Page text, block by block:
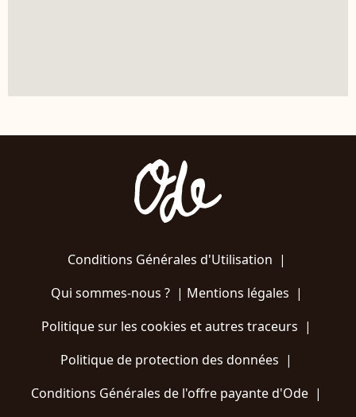
Conditions Générales d'Utilisation |
Qui sommes-nous ?| Mentions légales |
Politique sur les cookies et autres traceurs |
Politique de protection des données |
Conditions Générales de l'offre payante d'Ode |